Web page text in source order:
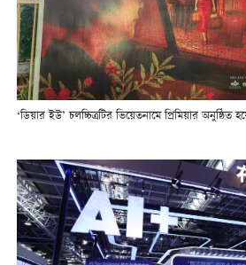
‘ডিয়ার ইউ’ চলচ্চিত্রটির ভিয়েতনামে প্রিমিয়ার অনুষ্ঠিত